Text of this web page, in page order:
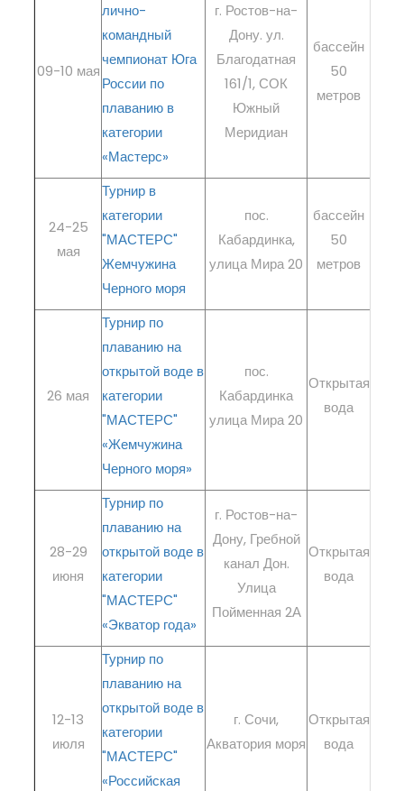
09-10 мая
лично-
командный
чемпионат Юга
России по
плаванию в
категории
«Мастерс»
г. Ростов-на-
Дону. ул.
Благодатная
161/1, СОК
Южный
Меридиан
бассейн
50
метров
24-25
мая
Турнир в
категории
"МАСТЕРС"
Жемчужина
Черного моря
пос.
Кабардинка,
улица Мира 20
бассейн
50
метров
26 мая
Турнир по
плаванию на
открытой воде в
категории
"МАСТЕРС"
«Жемчужина
Черного моря»
пос.
Кабардинка
улица Мира 20
Открытая
вода
28-29
июня
Турнир по
плаванию на
открытой воде в
категории
"МАСТЕРС"
«Экватор года»
г. Ростов-на-
Дону, Гребной
канал Дон.
Улица
Пойменная 2А
Открытая
вода
12-13
июля
Турнир по
плаванию на
открытой воде в
категории
"МАСТЕРС"
«Российская
г. Сочи,
Акватория моря
Открытая
вода